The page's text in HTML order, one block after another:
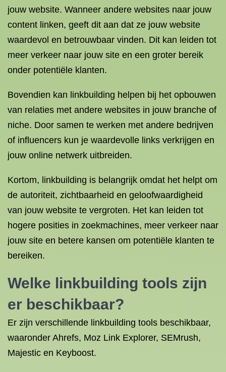
jouw website. Wanneer andere websites naar jouw
content linken, geeft dit aan dat ze jouw website
waardevol en betrouwbaar vinden. Dit kan leiden tot
meer verkeer naar jouw site en een groter bereik
onder potentiële klanten.
Bovendien kan linkbuilding helpen bij het opbouwen
van relaties met andere websites in jouw branche of
niche. Door samen te werken met andere bedrijven
of influencers kun je waardevolle links verkrijgen en
jouw online netwerk uitbreiden.
Kortom, linkbuilding is belangrijk omdat het helpt om
de autoriteit, zichtbaarheid en geloofwaardigheid
van jouw website te vergroten. Het kan leiden tot
hogere posities in zoekmachines, meer verkeer naar
jouw site en betere kansen om potentiële klanten te
bereiken.
Welke linkbuilding tools zijn
er beschikbaar?
Er zijn verschillende linkbuilding tools beschikbaar,
waaronder Ahrefs, Moz Link Explorer, SEMrush,
Majestic en Keyboost.